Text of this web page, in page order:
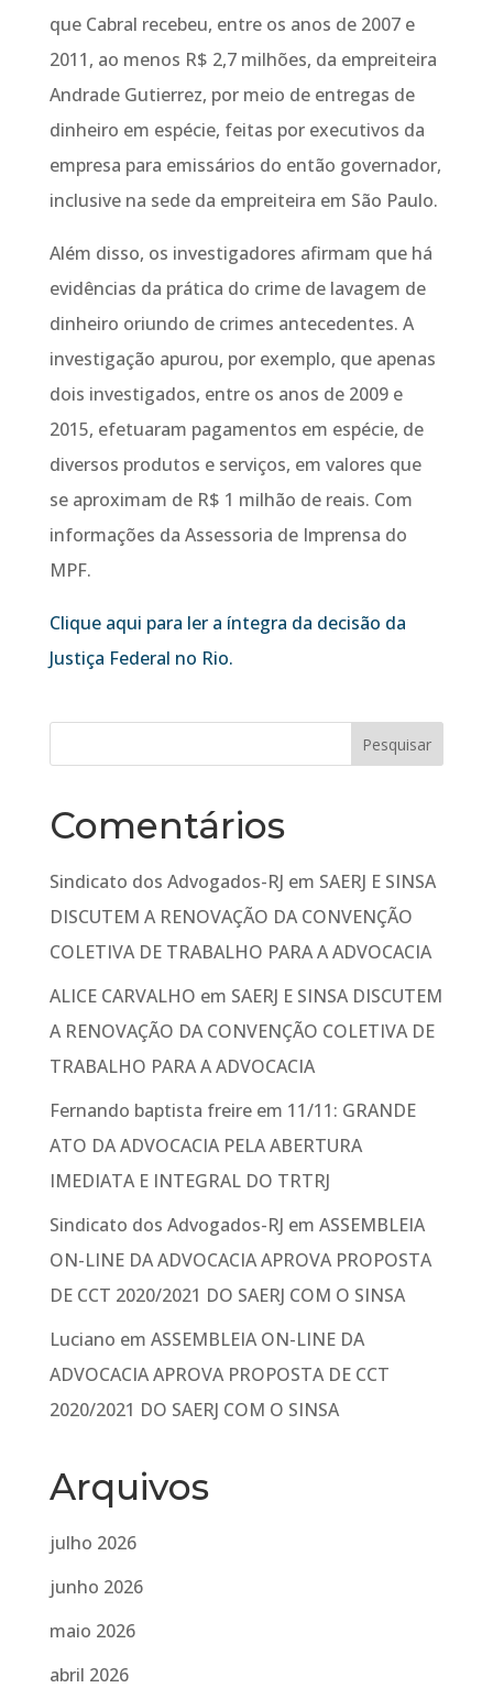
que Cabral recebeu, entre os anos de 2007 e
2011, ao menos R$ 2,7 milhões, da empreiteira
Andrade Gutierrez, por meio de entregas de
dinheiro em espécie, feitas por executivos da
empresa para emissários do então governador,
inclusive na sede da empreiteira em São Paulo.
Além disso, os investigadores afirmam que há
evidências da prática do crime de lavagem de
dinheiro oriundo de crimes antecedentes. A
investigação apurou, por exemplo, que apenas
dois investigados, entre os anos de 2009 e
2015, efetuaram pagamentos em espécie, de
diversos produtos e serviços, em valores que
se aproximam de R$ 1 milhão de reais. Com
informações da Assessoria de Imprensa do
MPF.
Clique aqui para ler a íntegra da decisão da
Justiça Federal no Rio.
Comentários
Sindicato dos Advogados-RJ em SAERJ E SINSA
DISCUTEM A RENOVAÇÃO DA CONVENÇÃO
COLETIVA DE TRABALHO PARA A ADVOCACIA
ALICE CARVALHO em SAERJ E SINSA DISCUTEM
A RENOVAÇÃO DA CONVENÇÃO COLETIVA DE
TRABALHO PARA A ADVOCACIA
Fernando baptista freireem 11/11: GRANDE
ATO DA ADVOCACIA PELA ABERTURA
IMEDIATA E INTEGRAL DO TRTRJ
Sindicato dos Advogados-RJ em ASSEMBLEIA
ON-LINE DA ADVOCACIA APROVA PROPOSTA
DE CCT 2020/2021 DO SAERJ COM O SINSA
Luciano em ASSEMBLEIA ON-LINE DA
ADVOCACIA APROVA PROPOSTA DE CCT
2020/2021 DO SAERJ COM O SINSA
Arquivos
julho 2026
junho 2026
maio 2026
abril 2026